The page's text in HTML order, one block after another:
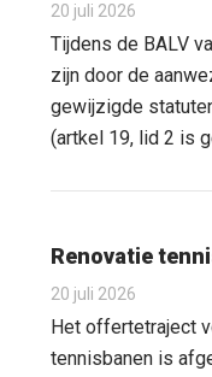
20 juli 2026
Tijdens de BALV
zijn door de
gewijzigde
(artkel 19, lid 2 is
Renovatie
20 juli 2026
Het offertetraject
tennisbanen is